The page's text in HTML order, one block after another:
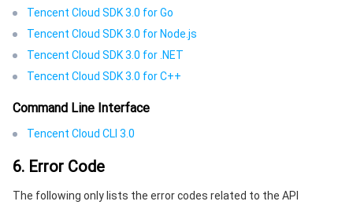
配置审计
集团账号管理
控制中心
云顾问 - 混沌演练
Prometheus 监控服务
Grafana 可视化服务
事件总线
云顾问-Tencent RTC 云助手
腾讯专有云PaaS平台 TCS
TDSQL
其他文档
渠道合作伙伴
账号相关
控制台相关
大数据
大数据处理套件 TBDS
操作系统
Tencent Cloud SDK 3.0 for Go
Tencent Cloud SDK 3.0 for Node.js
Tencent Cloud SDK 3.0 for .NET
Tencent Cloud SDK 3.0 for C++
Command Line Interface
Tencent Cloud CLI 3.0
6. Error Code
The following only lists the error codes related to the API